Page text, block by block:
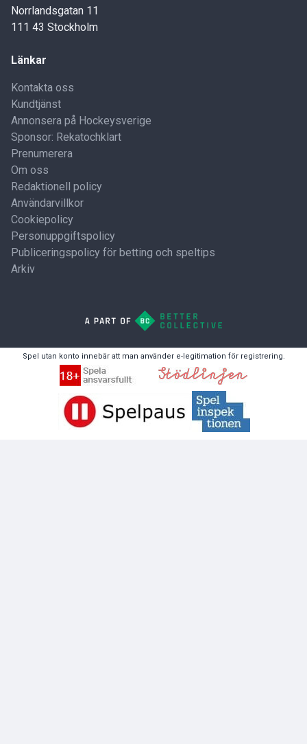
Norrlandsgatan 11
111 43 Stockholm
Länkar
Kontakta oss
Kundtjänst
Annonsera på Hockeysverige
Sponsor: Rekatochklart
Prenumerera
Om oss
Redaktionell policy
Användarvillkor
Cookiepolicy
Personuppgiftspolicy
Publiceringspolicy för betting och speltips
Arkiv
Spel utan konto innebär att man använder e-legitimation för registrering.